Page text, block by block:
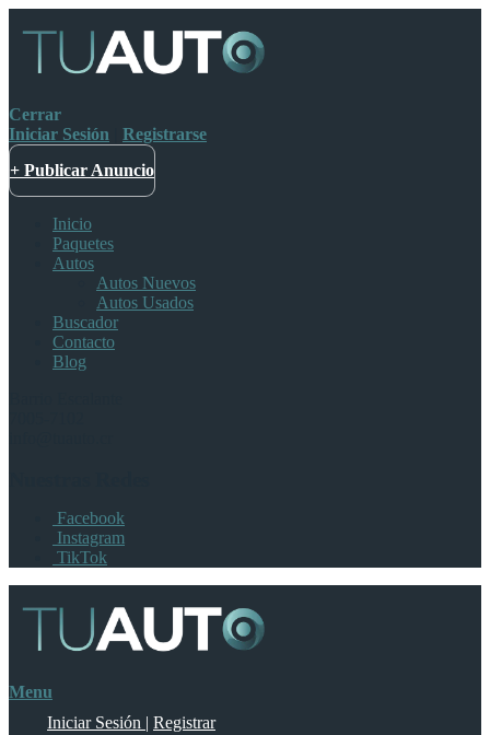
Cerrar
Iniciar Sesión
Registrarse
+ Publicar Anuncio
Inicio
Paquetes
Autos
Autos Nuevos
Autos Usados
Buscador
Contacto
Blog
Facebook
Instagram
TikTok
Menu
Iniciar Sesión | Registrar